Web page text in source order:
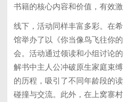
书籍的核心内容和价值，有效
线下，活动同样丰富多彩。在
馆举办了以《你当像鸟飞往你
会。活动通过领读和小组讨论
解书中主人公冲破原生家庭束
的历程，吸引了不同年龄段的
碰撞与交流。此外，在上窝寨